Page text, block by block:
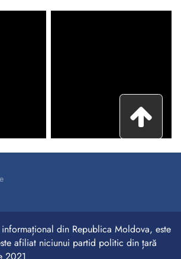
din Republica Moldova, este
afiliat niciunui partid politic din țară